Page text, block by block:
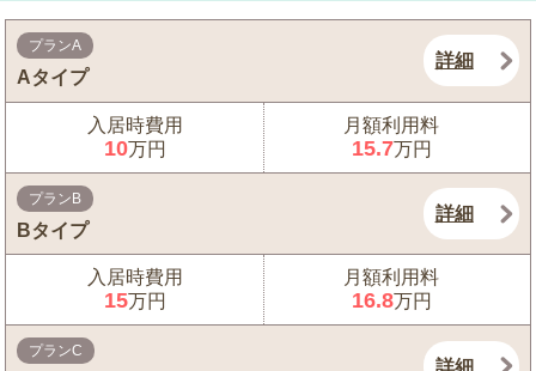
プランA
Aタイプ
詳細
入居時費用
10万円
月額利用料
15.7万円
プランB
Bタイプ
詳細
入居時費用
15万円
月額利用料
16.8万円
プランC
詳細